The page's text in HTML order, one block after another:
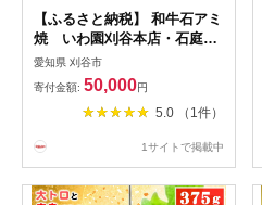
【ふるさと納税】 和牛石アミ
焼 いわ園刈谷本店・石庭限
定 ふるさと焼肉懐石ペアお
食事券 ／ 焼肉 食事券 和牛
黒毛和牛 石アミ焼 焼肉懐石
ペア食事券 記念日 ディナー
空間 大人向け 送料無料 愛知
愛知県 刈谷市
寄付金額: 50,000円
5.0 （1件）
1サイトで掲載中